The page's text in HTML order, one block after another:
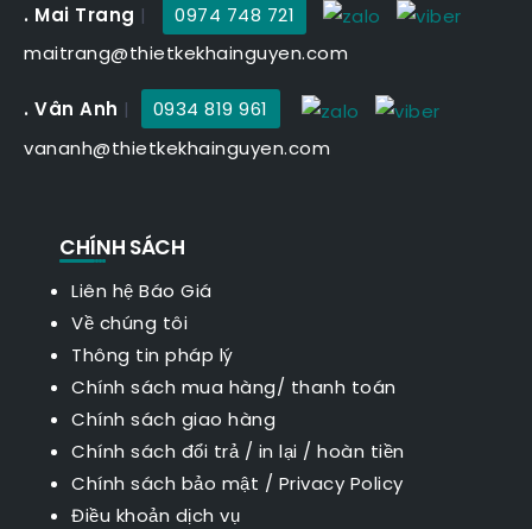
. Mai Trang |
0974 748 721
maitrang@thietkekhainguyen.com
. Vân Anh |
0934 819 961
vananh@thietkekhainguyen.com
CHÍNH SÁCH
Liên hệ Báo Giá
Về chúng tôi
Thông tin pháp lý
Chính sách mua hàng/ thanh toán
Chính sách giao hàng
Chính sách đổi trả / in lại / hoàn tiền
Chính sách bảo mật / Privacy Policy
Điều khoản dịch vụ